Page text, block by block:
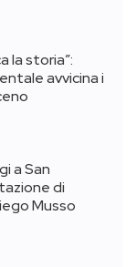
la storia”:
avvicina i
a San
di
Musso